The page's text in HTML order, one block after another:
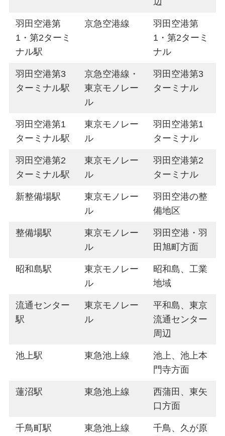
羽田空港第
1・第2ターミ
ナル駅
京急空港線
羽田空港第
1・第2ターミ
ナル
羽田空港第3
ターミナル駅
京急空港線・
東京モノレー
ル
羽田空港第3
ターミナル
羽田空港第1
ターミナル駅
東京モノレー
ル
羽田空港第1
ターミナル
羽田空港第2
ターミナル駅
東京モノレー
ル
羽田空港第2
ターミナル
新整備場駅
東京モノレー
ル
羽田空港の整
備地区
整備場駅
東京モノレー
ル
羽田空港・羽
田旭町方面
昭和島駅
東京モノレー
ル
昭和島、工業
地域
流通センター
駅
東京モノレー
ル
平和島、東京
流通センター
周辺
池上駅 東急池上線
池上、池上本
門寺方面
蓮沼駅 東急池上線
西蒲田、東矢
口方面
千鳥町駅 東急池上線
千鳥、久が原